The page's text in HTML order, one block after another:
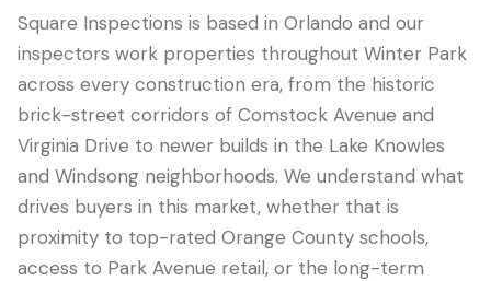
Square Inspections is based in Orlando and our
inspectors work properties throughout Winter Park
across every construction era, from the historic
brick-street corridors of Comstock Avenue and
Virginia Drive to newer builds in the Lake Knowles
and Windsong neighborhoods. We understand what
drives buyers in this market, whether that is
proximity to top-rated Orange County schools,
access to Park Avenue retail, or the long-term